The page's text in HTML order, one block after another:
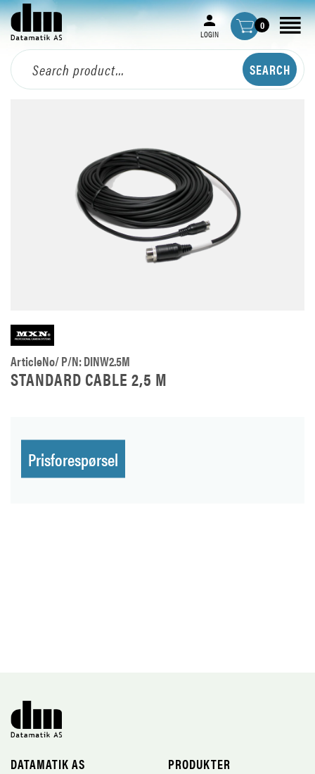
LOGIN
0
ArticleNo/ P/N: DINW2.5M
STANDARD CABLE 2,5 M
Prisforespørsel
DATAMATIK AS
PRODUKTER